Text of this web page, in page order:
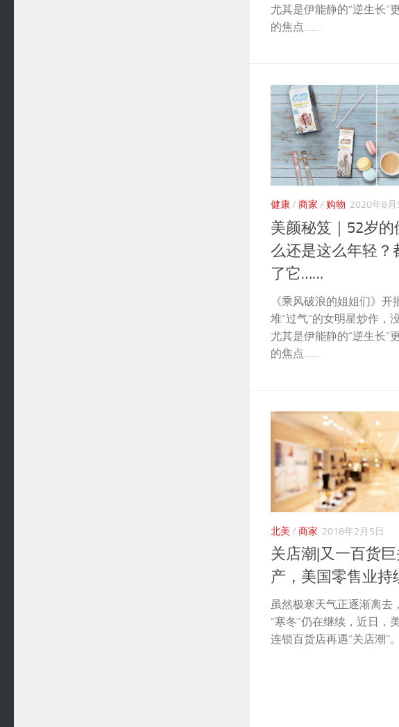
尤其是伊能静的“逆生长”
的焦点……
健康/ 商家 / 购物 2020年8月
美颜秘笈｜52岁
么还是这么年轻？
了它……
《乘风破浪的姐姐们》
堆“过气”的女明星炒作，
尤其是伊能静的“逆生长”
的焦点……
北美 / 商家 2018年2月5日
关店潮|又一百货
产，美国零售业持
虽然极寒天气正逐渐离去
“寒冬”仍在继续，近日，
连锁百货店再遇“关店潮”。